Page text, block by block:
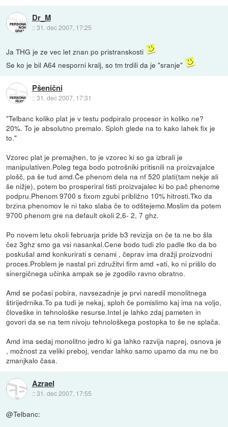
Dr_M
::31. dec 2007, 17:25
Ja THG je ze vec let znan po pristranskosti
Se ko je bil A64 nesporni kralj, so tm trdili da je "sranje"
Pšenični
::31. dec 2007, 17:31
"Telbanc koliko plat je v testu podpiralo procesor in koliko ne?
20%. To je absolutno premalo. Sploh glede na to kako lahek fix je
to."
Vzorec plat je premajhen, to je vzorec ki so ga izbrali je
manipulativen.Poleg tega bodo potrošniki pritisnili na proizvajalce
plošč, pa še tud amd.Če phenom dela na nf 520 plati(tam nekje ali
še nižje), potem bo prosperiral tisti proizvajalec ki bo pač phenome
podpru.Phenom 9700 s fixom zgubi približno 10% hitrosti.Tko da
brzina phenomov le ni tako slaba če to odštejemo.Moslim da potem
9700 phenom gre na default okoli 2,6- 2, 7 ghz.
Po novem letu okoli februarja pride b3 revizija on če ta ne bo šla
čez 3ghz smo ga vsi nasankal.Cene bodo tudi zlo padle tko da bo
poskušal amd konkurirati s cenami , čeprav ima dražji proizvodni
proces.Problem je nastal pri združitvi firm amd +ati, ko ni prišlo do
sinergičnega učinka ampak se je zgodilo ravno obratno.
Amd se počasi pobira, navsezadnje je prvi naredil monolitnega
štirijedrnika.To pa tudi je nekaj, sploh če pomislimo kaj ima na voljo,
človeške in tehnološke resurse.Intel je lahko zdaj pameten in
govori da se na tem nivoju tehnološkega postopka to še ne splača.
Amd ima sedaj monolitno jedro ki ga lahko razvija naprej, osnova je
, možnost za veliki preboj, vendar lahko samo upamo da mu ne bo
zmanjkalo časa.
Azrael
::31. dec 2007, 17:55
@Telbanc: